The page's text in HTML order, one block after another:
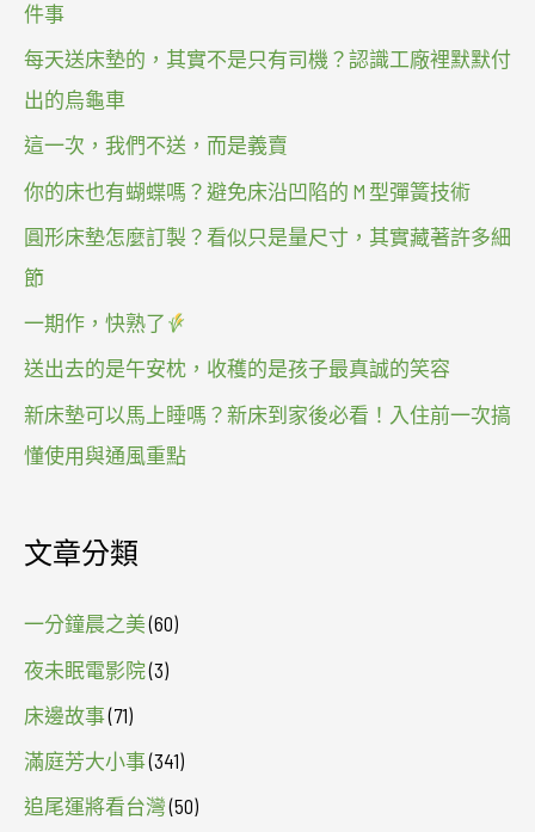
件事
每天送床墊的，其實不是只有司機？認識工廠裡默默付
出的烏龜車
這一次，我們不送，而是義賣
你的床也有蝴蝶嗎？避免床沿凹陷的 M 型彈簧技術
圓形床墊怎麼訂製？看似只是量尺寸，其實藏著許多細
節
一期作，快熟了
送出去的是午安枕，收穫的是孩子最真誠的笑容
新床墊可以馬上睡嗎？新床到家後必看！入住前一次搞
懂使用與通風重點
文章分類
一分鐘晨之美(60)
夜未眠電影院(3)
床邊故事(71)
滿庭芳大小事(341)
追尾運將看台灣(50)